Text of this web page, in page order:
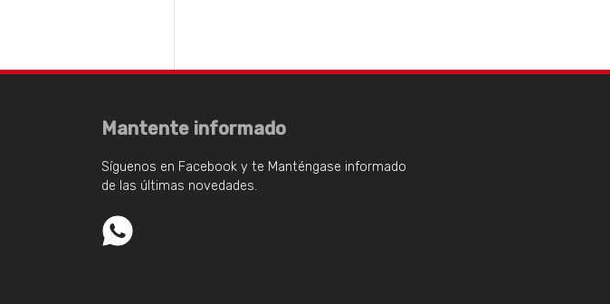
Mantente informado
Síguenos en Facebook y te Manténgase informado
de las últimas novedades.